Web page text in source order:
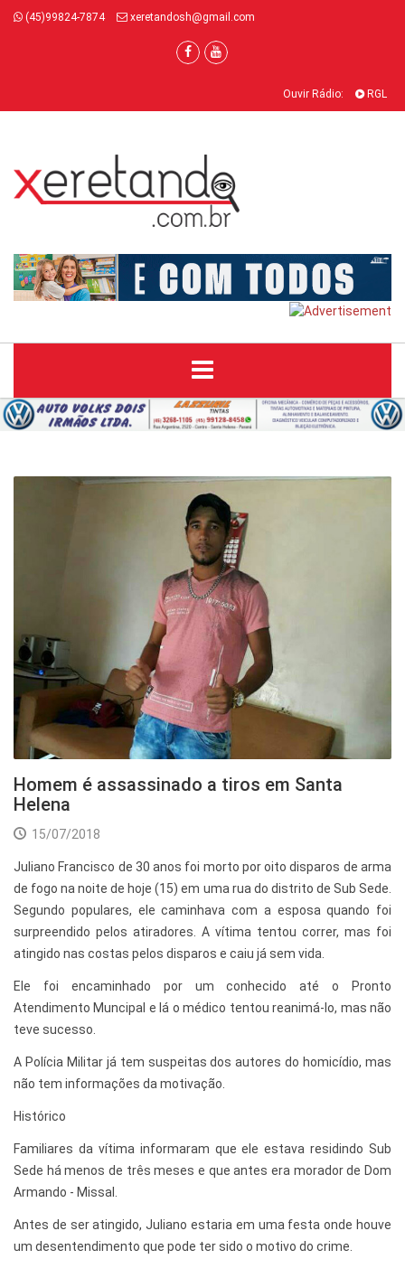
(45)99824-7874 xeretandosh@gmail.com
Ouvir Rádio: RGL
HOME
EVENTOS
QUEM SOMOS
Homem é assassinado a tiros em Santa
Helena
15/07/2018
Juliano Francisco de 30 anos foi morto por oito disparos de arma
de fogo na noite de hoje (15) em uma rua do distrito de Sub Sede.
Segundo populares, ele caminhava com a esposa quando foi
surpreendido pelos atiradores. A vítima tentou correr, mas foi
atingido nas costas pelos disparos e caiu já sem vida.
Ele foi encaminhado por um conhecido até o Pronto
Atendimento Muncipal e lá o médico tentou reanimá-lo, mas não
teve sucesso.
A Polícia Militar já tem suspeitas dos autores do homicídio, mas
não tem informações da motivação.
Histórico
Familiares da vítima informaram que ele estava residindo Sub
Sede há menos de três meses e que antes era morador de Dom
Armando - Missal.
Antes de ser atingido, Juliano estaria em uma festa onde houve
um desentendimento que pode ter sido o motivo do crime.